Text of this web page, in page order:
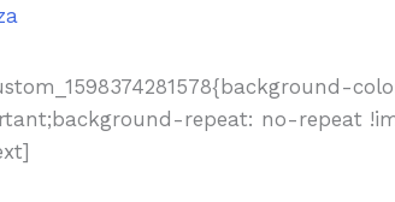
repeat: no-repeat